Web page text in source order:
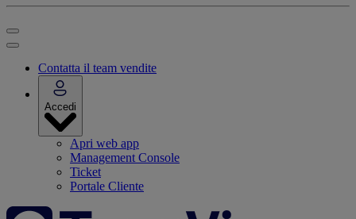
Contatta il team vendite
Accedi
Apri web app
Management Console
Ticket
Portale Cliente